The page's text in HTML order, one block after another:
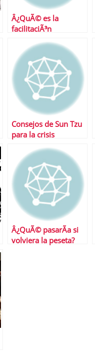
Â¿QuÃ© es la
facilitaciÃ³n
Consejos de Sun Tzu
para la crisis
Â¿QuÃ© pasarÃ­a si
volviera la peseta?